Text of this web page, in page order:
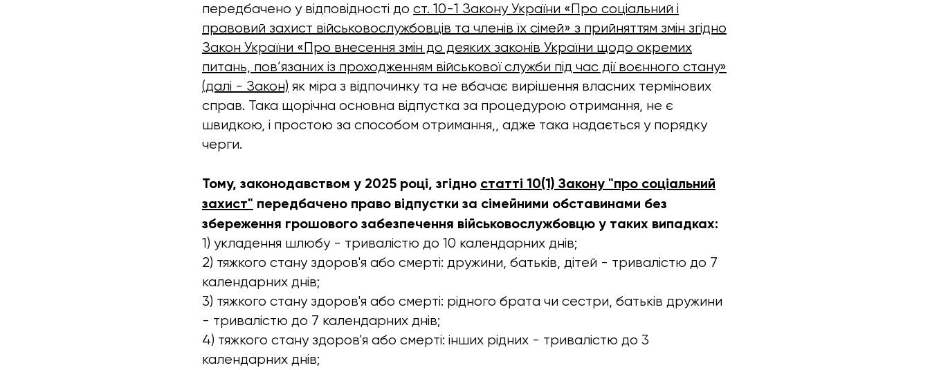
передбачено у відповідності до ст. 10-1 Закону України «Про соціальний і
правовий захист військовослужбовців та членів їх сімей» з прийняттям змін згідно
Закон України «Про внесення змін до деяких законів України щодо окремих
питань, пов’язаних із проходженням військової служби під час дії воєнного стану»
(далі - Закон) як міра з відпочинку та не вбачає вирішення власних термінових
справ. Така щорічна основна відпустка за процедурою отримання, не є
швидкою, і простою за способом отримання,, адже така надається у порядку
черги.
Тому, законодавством у 2025 році, згідно статті 10(1) Закону "про соціальний
захист" передбачено право відпустки за сімейними обставинами без
збереження грошового забезпечення військовослужбовцю у таких випадках:
1) укладення шлюбу - тривалістю до 10 календарних днів;
2) тяжкого стану здоров'я або смерті: дружини, батьків, дітей - тривалістю до 7
календарних днів;
3) тяжкого стану здоров'я або смерті: рідного брата чи сестри, батьків дружини
- тривалістю до 7 календарних днів;
4) тяжкого стану здоров'я або смерті: інших рідних - тривалістю до 3
календарних днів;